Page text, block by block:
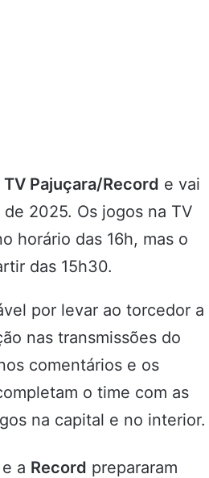
TV Pajuçara/Record e vai
2025. Os jogos na TV
horário das 16h, mas o
das 15h30.
por levar ao torcedor a
nas transmissões do
comentários e os
o time com as
na capital e no interior.
e a Record prepararam